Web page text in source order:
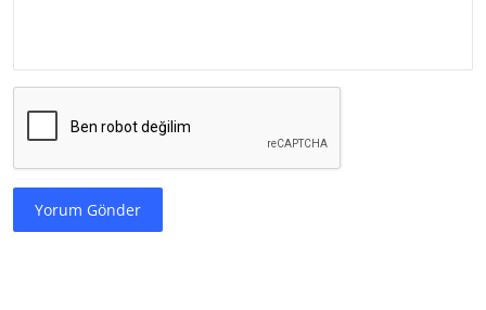
Yorum Gönder